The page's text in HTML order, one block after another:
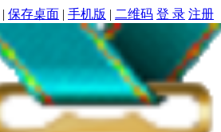
| 保存桌面 | 手机版 | 二维码 登 录 注册